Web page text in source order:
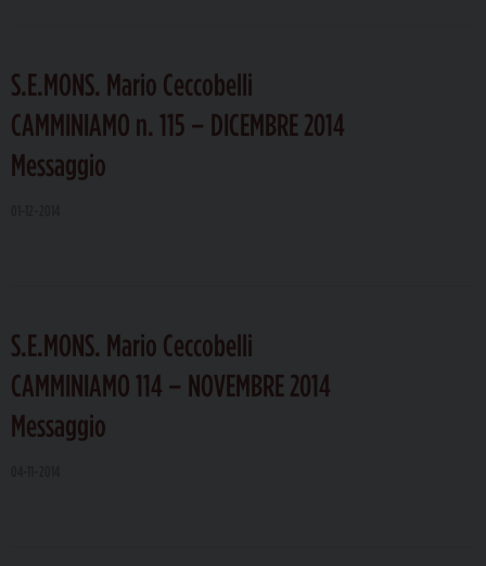
S.E.MONS. Mario Ceccobelli
CAMMINIAMO n. 115 – DICEMBRE 2014
Messaggio
S.E.MONS. Mario Ceccobelli
CAMMINIAMO 114 – NOVEMBRE 2014
Messaggio